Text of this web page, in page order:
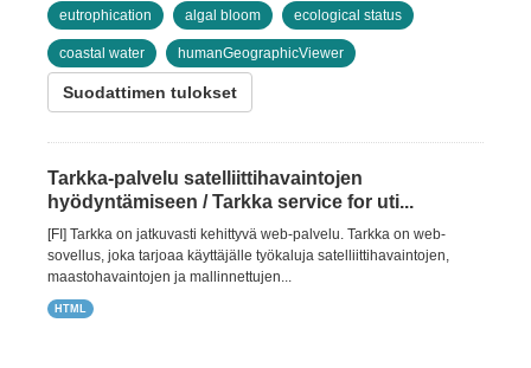
eutrophication algal bloom ecological status
coastal water humanGeographicViewer
Suodattimen tulokset
Tarkka-palvelu satelliittihavaintojen
hyödyntämiseen / Tarkka service for uti...
[FI] Tarkka on jatkuvasti kehittyvä web-palvelu. Tarkka on web-
sovellus, joka tarjoaa käyttäjälle työkaluja satelliittihavaintojen,
maastohavaintojen ja mallinnettujen...
HTML